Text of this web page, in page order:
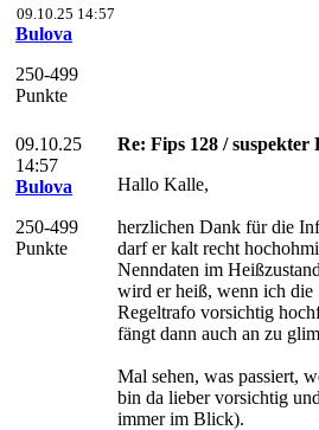
09.10.25 14:57
Bulova
250-499
Punkte
09.10.25
14:57
Bulova
250-499
Punkte
Re: Fips 128 / suspekter
Hallo Kalle,
herzlichen Dank für die
darf er kalt recht
Nenndaten im
wird er heiß, wenn ich die
Regeltrafo vorsichtig
fängt dann auch an zu
Mal sehen, was passiert,
bin da lieber vorsichtig
immer im Blick).